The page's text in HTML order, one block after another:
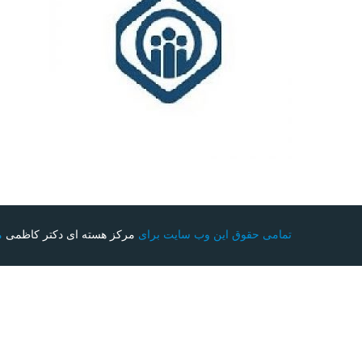
تمامی حقوق این وب سایت برای مرکز هسته ای دکتر کاظمی